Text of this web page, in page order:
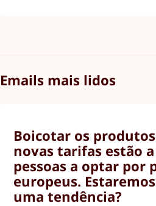
Emails mais lidos
Boicotar os produtos
novas tarifas estão
pessoas a optar por
europeus.
uma tendência?